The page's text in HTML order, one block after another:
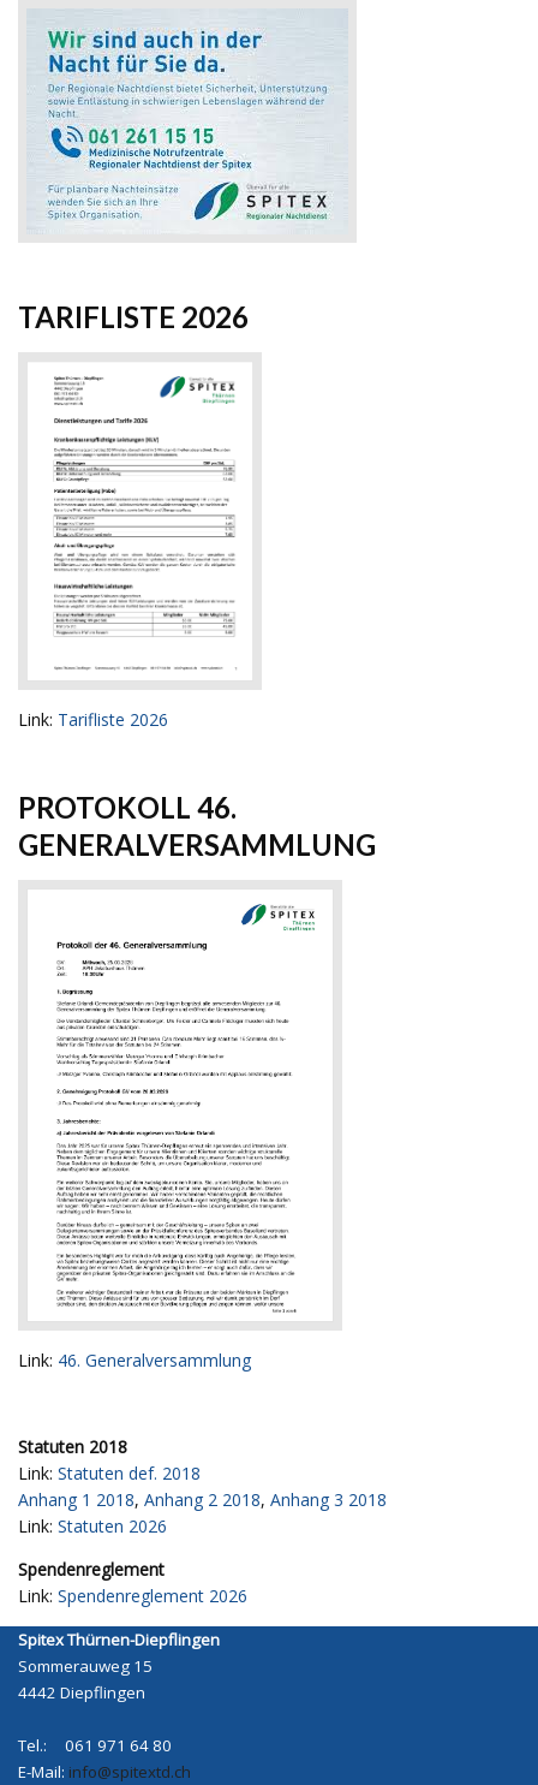
TARIFLISTE 2026
Link: Tarifliste 2026
PROTOKOLL 46.
GENERALVERSAMMLUNG
Link: 46. Generalversammlung
Statuten 2018
Link: Statuten def. 2018
Anhang 1 2018, Anhang 2 2018, Anhang 3 2018
Link: Statuten 2026
Spendenreglement
Link: Spendenreglement 2026
Spitex Thürnen-Diepflingen
Sommerauweg 15
4442 Diepflingen
Tel.: 061 971 64 80
E-Mail: info@spitextd.ch